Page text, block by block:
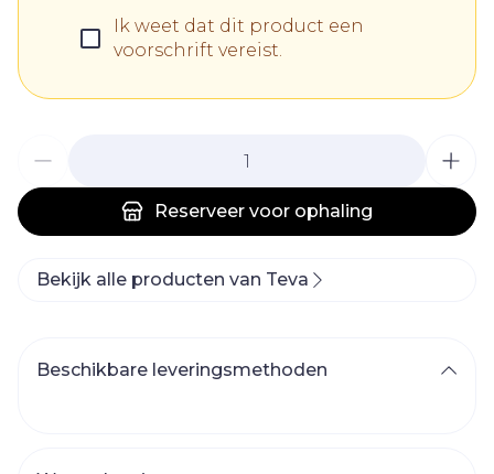
Ik weet dat dit product een
voorschrift vereist.
Reserveer voor ophaling
Bekijk alle producten van Teva
Beschikbare leveringsmethoden